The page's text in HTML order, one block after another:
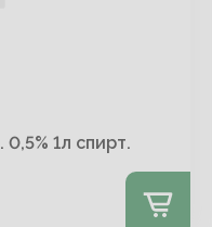
1л спирт.